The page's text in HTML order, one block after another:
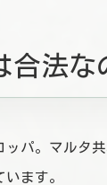
合法な
パ。マルタ
ます。